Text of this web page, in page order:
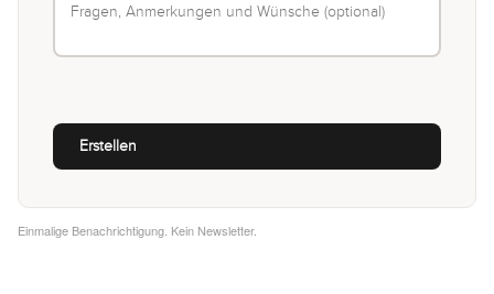
Einmalige Benachrichtigung. Kein Newsletter.